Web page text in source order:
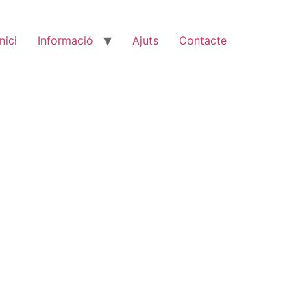
Informació Ajuts Contacte